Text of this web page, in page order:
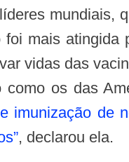
mundiais,
foi mais
vidas das
os das
imunização de
, declarou ela.